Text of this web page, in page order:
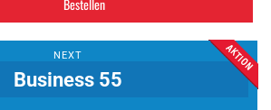
Bestellen
NEXT
Business 55